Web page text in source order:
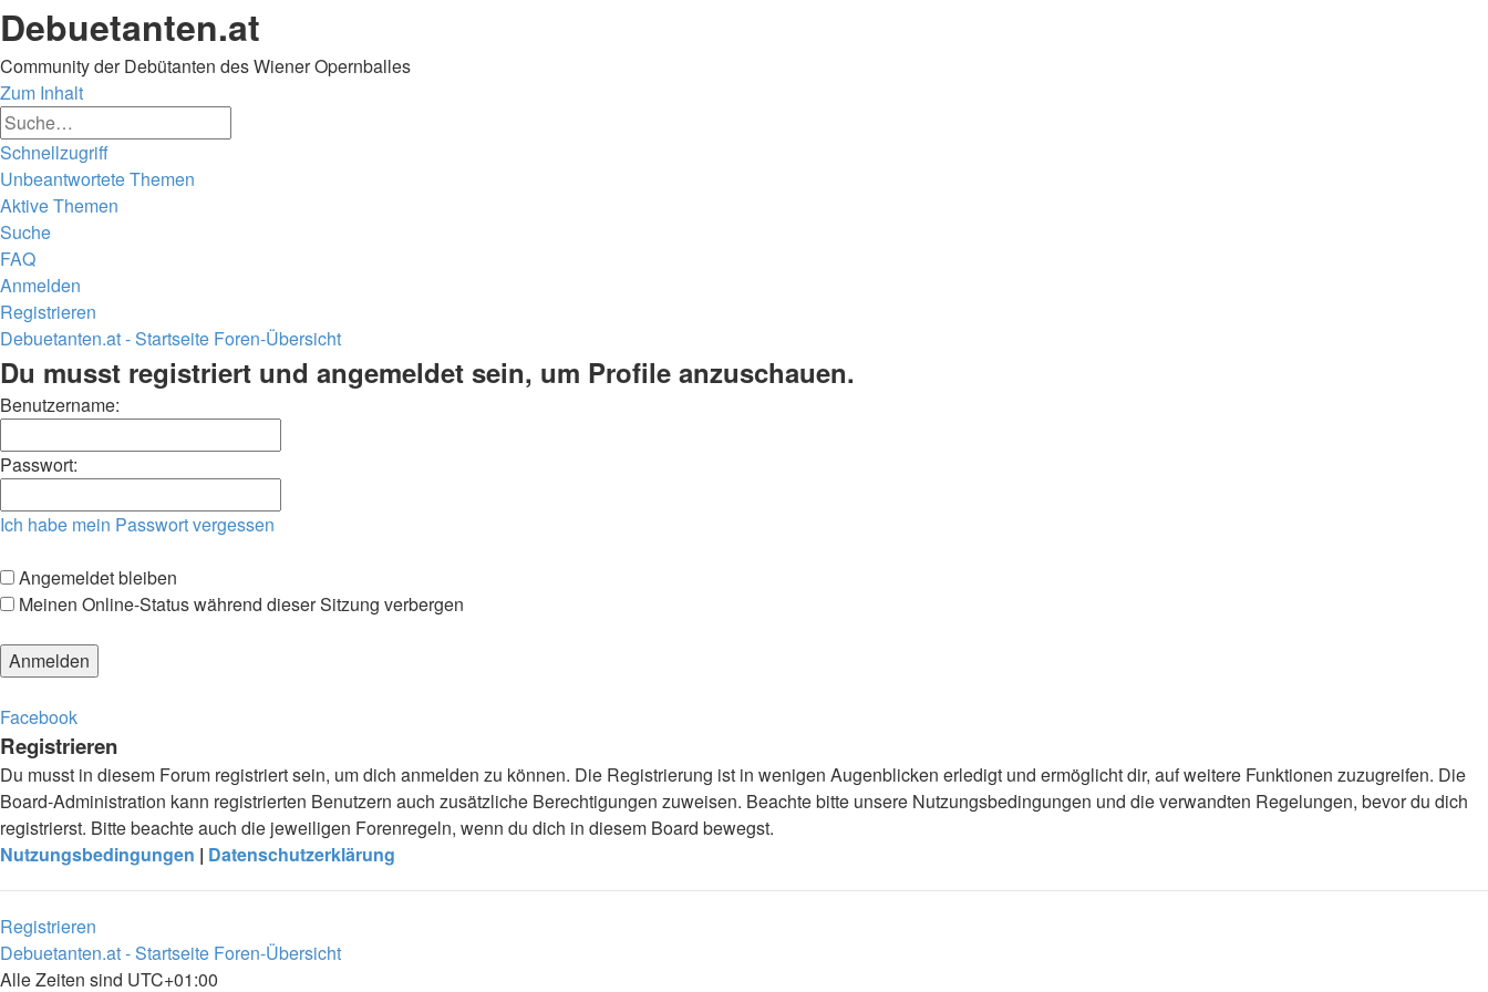
Debuetanten.at
Community der Debütanten des Wiener Opernballes
Zum Inhalt
Schnellzugriff
Unbeantwortete Themen
Aktive Themen
Suche
FAQ
Anmelden
Registrieren
Debuetanten.at - Startseite Foren-Übersicht
Suche
Du musst registriert und angemeldet sein, um Profile anzuschauen.
Benutzername:
Passwort:
Ich habe mein Passwort vergessen
Angemeldet bleiben
Meinen Online-Status während dieser Sitzung verbergen
Facebook
Registrieren
Du musst in diesem Forum registriert sein, um dich anmelden zu können. Die Registrierung ist in wenigen Augenblicken erledigt und ermöglicht dir, auf weitere Funktionen zuzugreifen. Die
Board-Administration kann registrierten Benutzern auch zusätzliche Berechtigungen zuweisen. Beachte bitte unsere Nutzungsbedingungen und die verwandten Regelungen, bevor du dich
registrierst. Bitte beachte auch die jeweiligen Forenregeln, wenn du dich in diesem Board bewegst.
Nutzungsbedingungen | Datenschutzerklärung
Registrieren
Debuetanten.at - Startseite Foren-Übersicht
Alle Zeiten sind UTC+01:00